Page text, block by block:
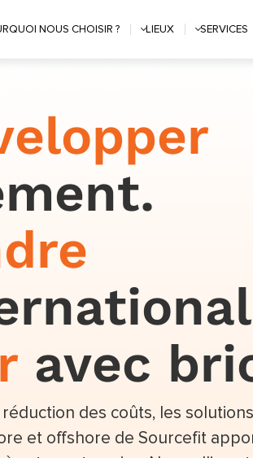
NOUS CHOISIR ? LIEUX SERVICES
avec
des coûts, les
et offshore de Sourcefit